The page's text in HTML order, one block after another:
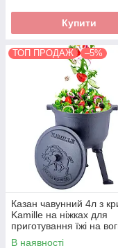
Купити
ТОП ПРОДАЖ –5%
Казан чавунний 4л з
Kamille на ніжках для
приготування їжі на
плити KM-4800V
В наявності